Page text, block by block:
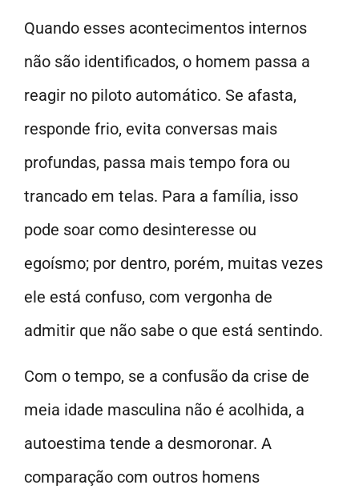
Quando esses acontecimentos internos
não são identificados, o homem passa a
reagir no piloto automático. Se afasta,
responde frio, evita conversas mais
profundas, passa mais tempo fora ou
trancado em telas. Para a família, isso
pode soar como desinteresse ou
egoísmo; por dentro, porém, muitas vezes
ele está confuso, com vergonha de
admitir que não sabe o que está sentindo.
Com o tempo, se a confusão da crise de
meia idade masculina não é acolhida, a
autoestima tende a desmoronar. A
comparação com outros homens